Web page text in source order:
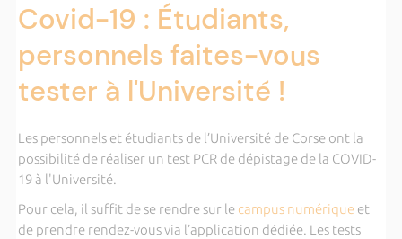
Covid-19 : Étudiants,
personnels faites-vous
tester à l'Université !
Les personnels et étudiants de l’Université de Corse ont la
possibilité de réaliser un test PCR de dépistage de la COVID-
19 à l'Université.
Pour cela, il suffit de se rendre sur le campus numériqueet
de prendre rendez-vous via l’application dédiée. Les tests